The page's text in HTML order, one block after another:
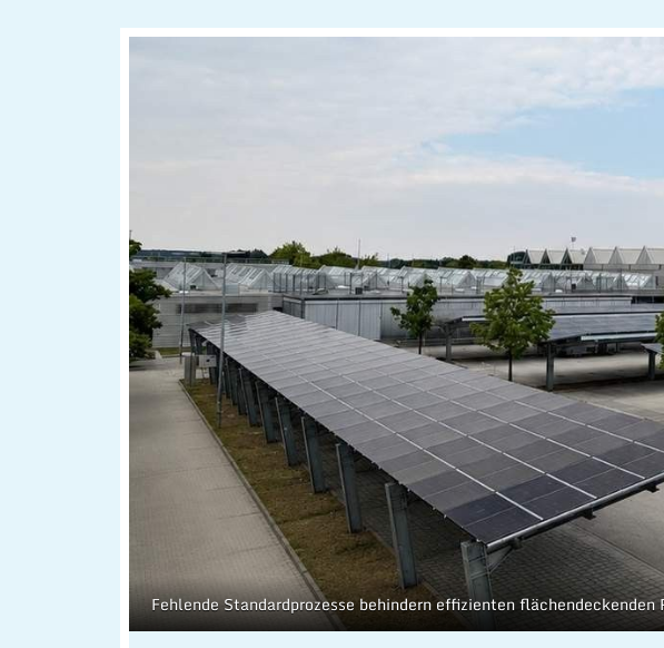
Fehlende Standardprozesse behindern effizienten